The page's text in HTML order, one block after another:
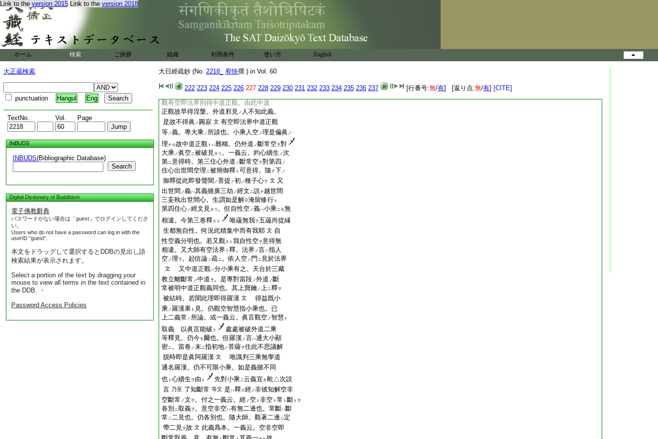
Link to the version 2015 Link to the version 2018
ホーム 検索 ご挨拶 組織 利用条件 使い方 English
大正蔵検索
punctuation Hangul Eng
TextNo. Vol. Page
INBUDS
INBUDS(Bibliographic Database)
Search
Digital Dictionary of Buddhism
電子佛教辭典
パスワードがない場合は「guest」でログインしてくださ
い。
Users who do not have a password can log in with the
userID "guest".
本文をドラッグして選択するとDDBの見出し語
検索結果が表示されます。
Select a portion of the text by dragging your
mouse to view all terms in the text contained in
the DDB. ・
Password Access Policies
大日經疏鈔 (No. 2218_ 宥快撰 ) in Vol. 60
222 223 224 225 226 227 228 229 230 231 232 233 234 235 236 237 [行番号:無/有] [返り点:無/有] [CITE]
世尊欲對明出世間觀空智慧。故次説言。祕
密主。非彼知解空非空義了知斷常 已
下釋經祕密主非彼智解空非空已下
ノ 經文。
畢明彼世間最極ノ心 ヲ對
顯世出世淺深見。就其所對
出世間
下ニ 釋出世間觀空ノ智慧時以觀自性空故 文
仍大乘眞實ノ 空理ト見。祕藏寶鑰上觀因縁ノ
觀有空即法界則得中道正觀。由此中道
正觀故早得涅槃。外道邪見ノ 人不知此義。
是故不得眞 ノ 圓寂 文 有空即法界中道正觀
等ノ義。專大乘 ノ 所談也。小乘人空ノ理是偏眞 ノ
理ナル故中道正觀 トハ難稱。仍外道 ノ 斷常空ヲ對
大乘 ノ 眞空ニ被破見タリ 。一義云。約心續生 ノ次
第ニ意得時。第三住心外道 ノ 斷常空ヲ對第四 ノ
住心出世間空理ニ被簡御釋 ト 可意得。隨テ下ノ
御釋從此即發聲聞 ノ菩提 ノ初 ノ種子心ヲ 文 又
出世間 ノ義ハ其義雖廣三劫 ノ經文ニ説テ越世間
三妄執出世間心。生謂如是解○淹留修行 ト
第四住心ノ經文見タリ 。但自性空ノ義ハ小乘ニモ無
相違。今第三卷釋スト 唯蘊無我ヲ五蘊尚從縁
生都無自性。何況此積集中而有我耶 文 自
性空義分明也。若又觀スト 我自性空ヲ意得無
相違。又大師有空法界 ト 釋。法界 ノ言ハ指人
空ノ理 ヲ 。起信論ノ疏ニ。依人空ノ 門 ニ 見於法界
文 又中道正觀ハ分小乘有之。天台於三藏
教立離斷常 ノ中道 ヲ 。是專對當段ノ外道 ノ 斷
常被明中道正觀義同也。其上寶鑰ノ上ニ釋ヲ
被結時。若聞此理即得羅漢 文
得益既小
乘 ノ羅漢果 ト 見。仍觀空智慧指小乘也。已
上二義常 ノ 所論。或一義云。眞言觀空ノ智慧 ト
取義 以眞言能破 ト
處處被破外道二乘
等釋見。仍今モ爾也。但羅漢 ノ言ハ通大小顯
密ニ。當卷ノ末ニ指初地ノ菩薩ヲ住此不思議解
脱時即是眞阿羅漢 文
唯識判三乘無學道
通名羅漢。仍不可限小乘。如是義雖不同
也 ト 心續生 ヲ 由 ト 先對小乘ニ云義宜キ歟△次説
言 乃至 了知斷常 等文 是ハ釋ス經ノ非彼知解空非
空斷常 ノ文 ヲ 。付之一義云。經ノ 空 ト 非空 ト 常 ト 斷 トヲ
各別 ニ取義ヲ 。意空非空ハ有無二邊也。常斷ハ斷
常 ノ二見也。仍各別也。隨大師。觀著二邊ニ定
帶二見ヲ故 文 此義爲本。一義云。空非空即